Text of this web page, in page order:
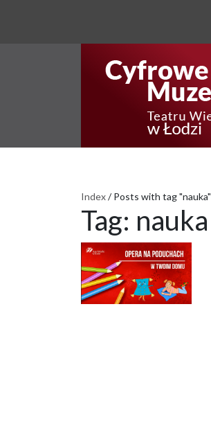
Index/ Posts with tag "nauka"
Tag: nauka